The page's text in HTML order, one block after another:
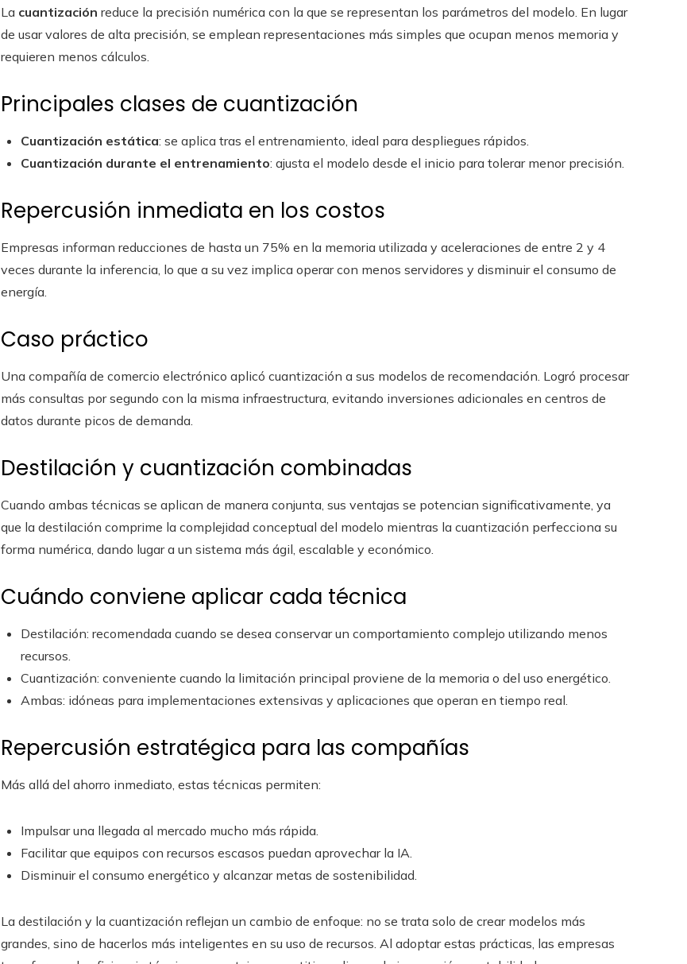
La cuantización reduce la precisión numérica con la que se representan los parámetros del modelo. En lugar
de usar valores de alta precisión, se emplean representaciones más simples que ocupan menos memoria y
requieren menos cálculos.
Principales clases de cuantización
Cuantización estática: se aplica tras el entrenamiento, ideal para despliegues rápidos.
Cuantización durante el entrenamiento: ajusta el modelo desde el inicio para tolerar menor precisión.
Repercusión inmediata en los costos
Empresas informan reducciones de hasta un 75% en la memoria utilizada y aceleraciones de entre 2 y 4
veces durante la inferencia, lo que a su vez implica operar con menos servidores y disminuir el consumo de
energía.
Caso práctico
Una compañía de comercio electrónico aplicó cuantización a sus modelos de recomendación. Logró procesar
más consultas por segundo con la misma infraestructura, evitando inversiones adicionales en centros de
datos durante picos de demanda.
Destilación y cuantización combinadas
Cuando ambas técnicas se aplican de manera conjunta, sus ventajas se potencian significativamente, ya
que la destilación comprime la complejidad conceptual del modelo mientras la cuantización perfecciona su
forma numérica, dando lugar a un sistema más ágil, escalable y económico.
Cuándo conviene aplicar cada técnica
Destilación: recomendada cuando se desea conservar un comportamiento complejo utilizando menos
recursos.
Cuantización: conveniente cuando la limitación principal proviene de la memoria o del uso energético.
Ambas: idóneas para implementaciones extensivas y aplicaciones que operan en tiempo real.
Repercusión estratégica para las compañías
Más allá del ahorro inmediato, estas técnicas permiten:
Impulsar una llegada al mercado mucho más rápida.
Facilitar que equipos con recursos escasos puedan aprovechar la IA.
Disminuir el consumo energético y alcanzar metas de sostenibilidad.
La destilación y la cuantización reflejan un cambio de enfoque: no se trata solo de crear modelos más
grandes, sino de hacerlos más inteligentes en su uso de recursos. Al adoptar estas prácticas, las empresas